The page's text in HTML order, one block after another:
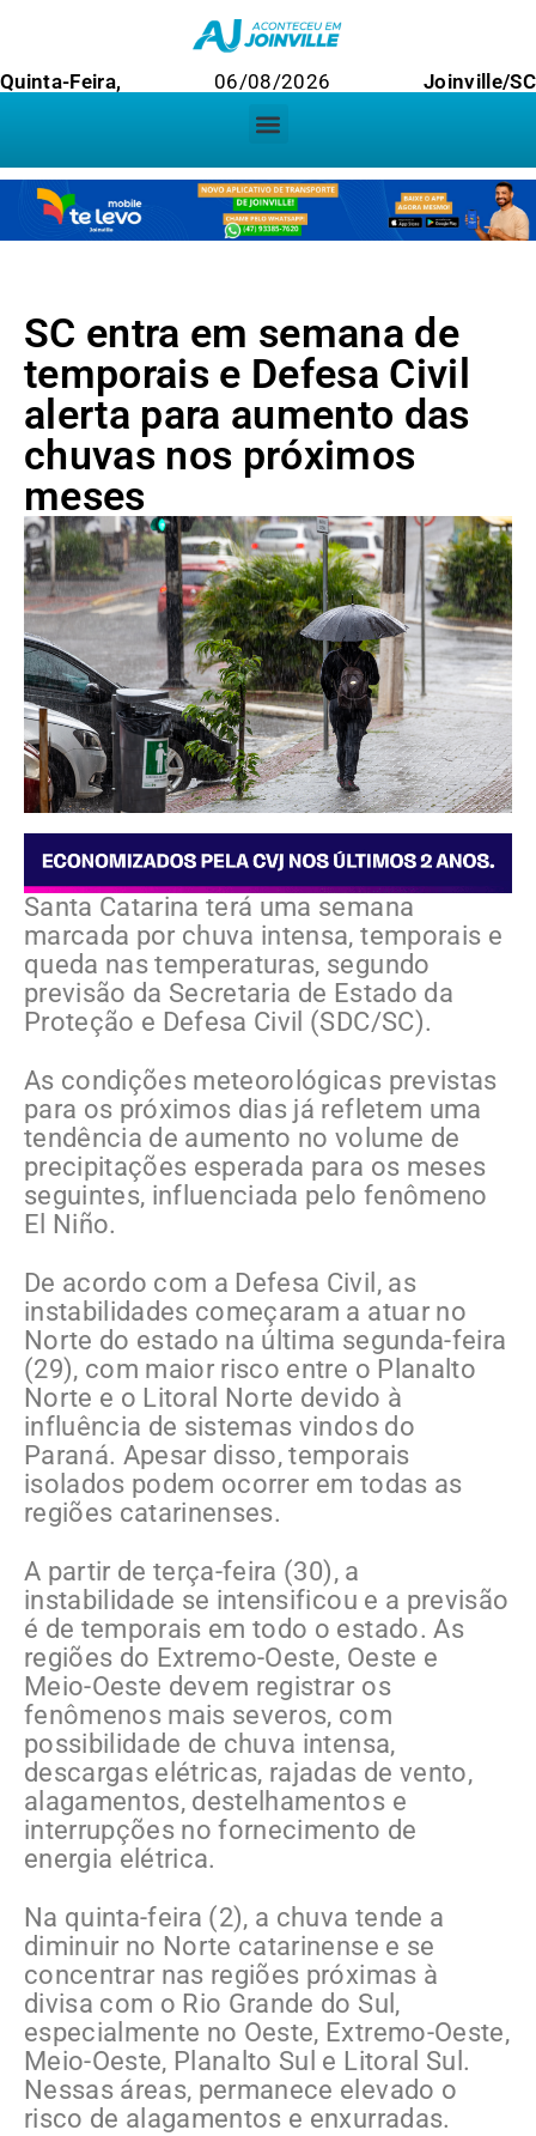
Quinta-Feira, 06/08/2026 Joinville/SC
SC entra em semana de
temporais e Defesa Civil
alerta para aumento das
chuvas nos próximos
meses
Santa Catarina terá uma semana
marcada por chuva intensa, temporais e
queda nas temperaturas, segundo
previsão da Secretaria de Estado da
Proteção e Defesa Civil (SDC/SC).
As condições meteorológicas previstas
para os próximos dias já refletem uma
tendência de aumento no volume de
precipitações esperada para os meses
seguintes, influenciada pelo fenômeno
El Niño.
De acordo com a Defesa Civil, as
instabilidades começaram a atuar no
Norte do estado na última segunda-feira
(29), com maior risco entre o Planalto
Norte e o Litoral Norte devido à
influência de sistemas vindos do
Paraná. Apesar disso, temporais
isolados podem ocorrer em todas as
regiões catarinenses.
A partir de terça-feira (30), a
instabilidade se intensificou e a previsão
é de temporais em todo o estado. As
regiões do Extremo-Oeste, Oeste e
Meio-Oeste devem registrar os
fenômenos mais severos, com
possibilidade de chuva intensa,
descargas elétricas, rajadas de vento,
alagamentos, destelhamentos e
interrupções no fornecimento de
energia elétrica.
Na quinta-feira (2), a chuva tende a
diminuir no Norte catarinense e se
concentrar nas regiões próximas à
divisa com o Rio Grande do Sul,
especialmente no Oeste, Extremo-Oeste,
Meio-Oeste, Planalto Sul e Litoral Sul.
Nessas áreas, permanece elevado o
risco de alagamentos e enxurradas.